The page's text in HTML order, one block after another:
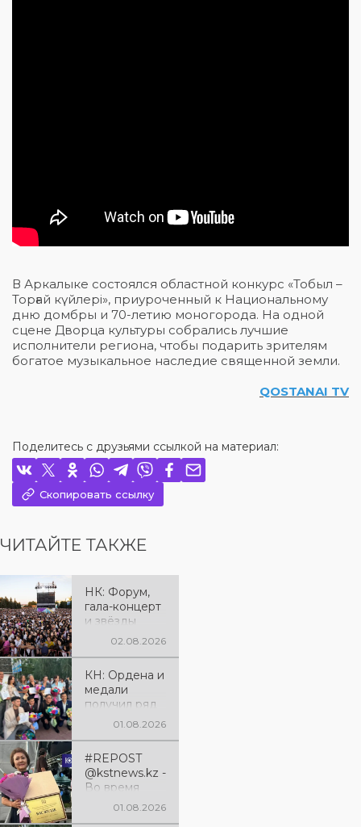
В Аркалыке состоялся областной конкурс «Тобыл –
Торғай күйлері», приуроченный к Национальному
дню домбры и 70-летию моногорода. На одной
сцене Дворца культуры собрались лучшие
исполнители региона, чтобы подарить зрителям
богатое музыкальное наследие священной земли.
QOSTANAI TV
Поделитесь с друзьями ссылкой на материал:
Скопировать ссылку
ЧИТАЙТЕ ТАКЖЕ
НК: Форум,
гала-концерт
и звёзды
эстрады: как
Костанайско
й области
02.08.2026
КН: Ордена и
медали
получил ряд
жителей
Костанайско
й области
01.08.2026
#REPOST
@kstnews.kz -
Во время
праздновани
01.08.2026